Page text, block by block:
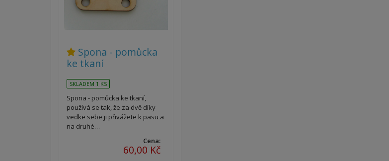
Spona - pomůcka
ke tkaní
SKLADEM 1 KS
Spona - pomůcka ke tkaní,
používá se tak, že za dvě díky
vedke sebe ji přivážete k pasu a
na druhé…
Cena:
60,00 Kč